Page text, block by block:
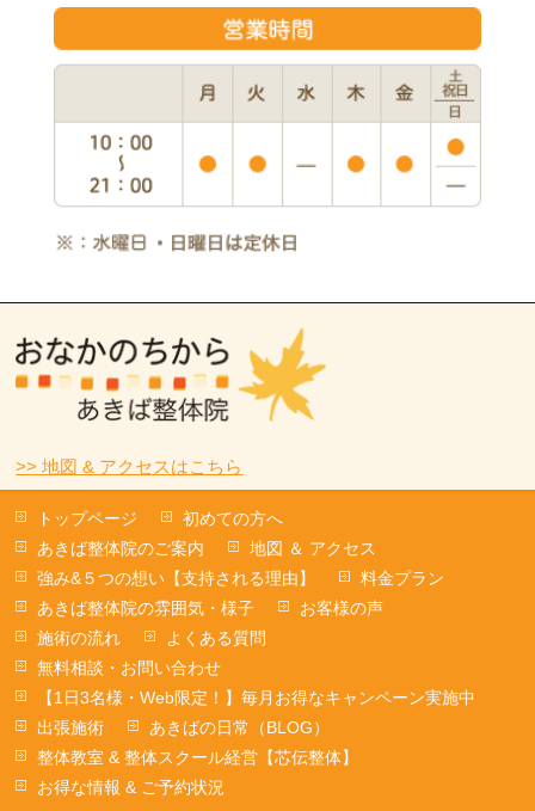
>> 地図 & アクセスはこちら
トップページ
初めての方へ
あきば整体院のご案内
地図 ＆ アクセス
強み&５つの想い【支持される理由】
料金プラン
あきば整体院の雰囲気・様子
お客様の声
施術の流れ
よくある質問
無料相談・お問い合わせ
【1日3名様・Web限定！】毎月お得なキャンペーン実施中
出張施術
あきばの日常（BLOG）
整体教室 & 整体スクール経営【芯伝整体】
お得な情報 & ご予約状況